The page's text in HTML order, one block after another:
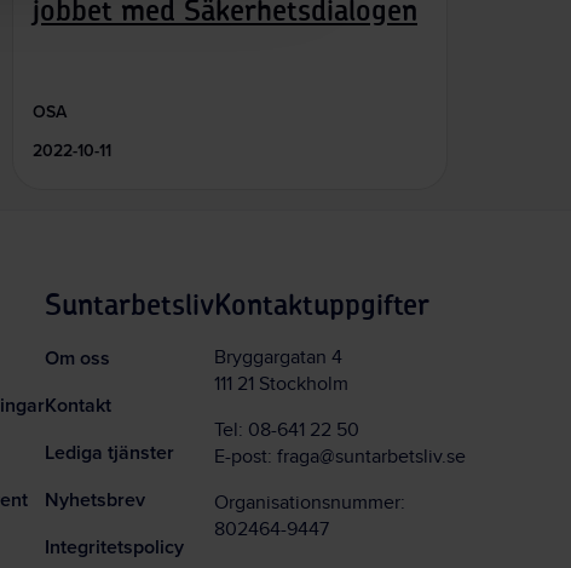
jobbet med Säkerhetsdialogen
OSA
2022-10-11
Suntarbetsliv
Om oss
Kontakt
Lediga tjänster
Nyhetsbrev
Integritetspolicy
Kontaktuppgifter
Bryggargatan 4
111 21 Stockholm
Tel: 08-641 22 50
E-post: fraga@suntarbetsliv.se
Organisationsnummer:
802464-9447